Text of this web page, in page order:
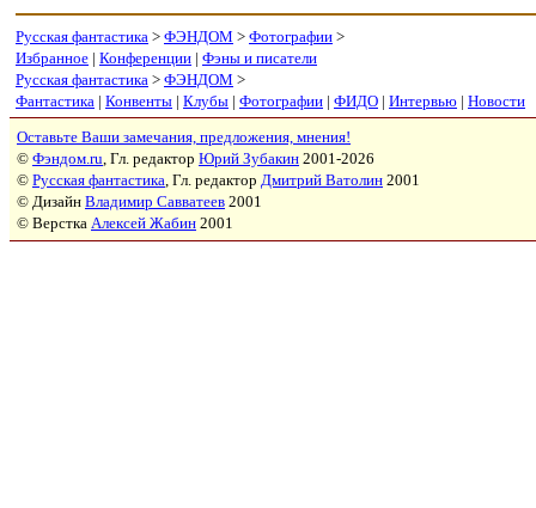
Русская фантастика > ФЭНДОМ > Фотографии >
Избранное | Конференции | Фэны и писатели
Русская фантастика > ФЭНДОМ >
Фантастика | Конвенты | Клубы | Фотографии | ФИДО | Интервью | Новости
Оставьте Ваши замечания, предложения, мнения!
© Фэндом.ru, Гл. редактор Юрий Зубакин 2001-2026
© Русская фантастика, Гл. редактор Дмитрий Ватолин 2001
© Дизайн Владимир Савватеев 2001
© Верстка Алексей Жабин 2001